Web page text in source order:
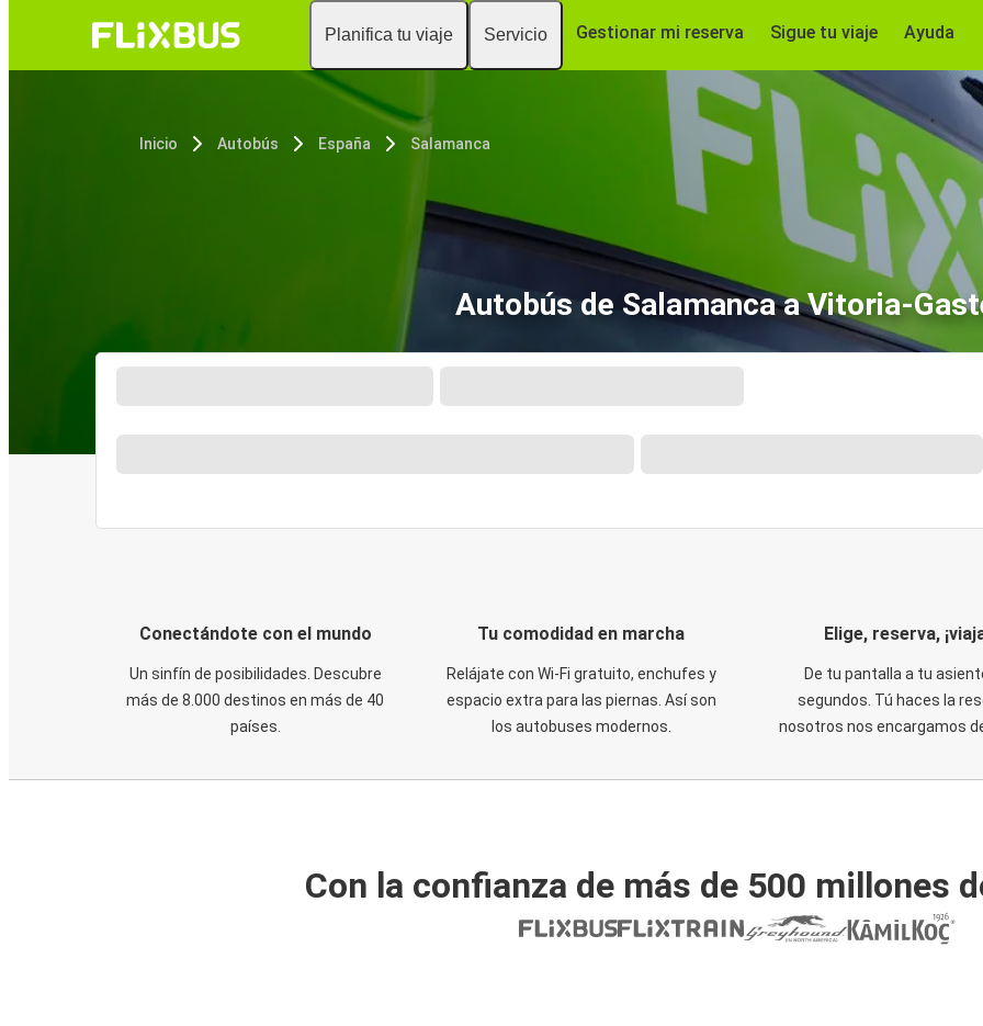
Planifica tu viaje Servicio Gestionar mi reserva Sigue tu viaje Ayuda
Inicio Autobús España Salamanca
Autobús de Salamanca a Vitoria-
Conectándote con el mundo
Un sinfín de posibilidades. Descubre
más de 8.000 destinos en más de 40
países.
Tu comodidad en marcha
Relájate con Wi-Fi gratuito, enchufes y
espacio extra para las piernas. Así son
los autobuses modernos.
Elige, reserva,
De tu pantalla a tu
segundos. Tú haces la
nosotros nos encargamos
Con la confianza de más de 500 millones